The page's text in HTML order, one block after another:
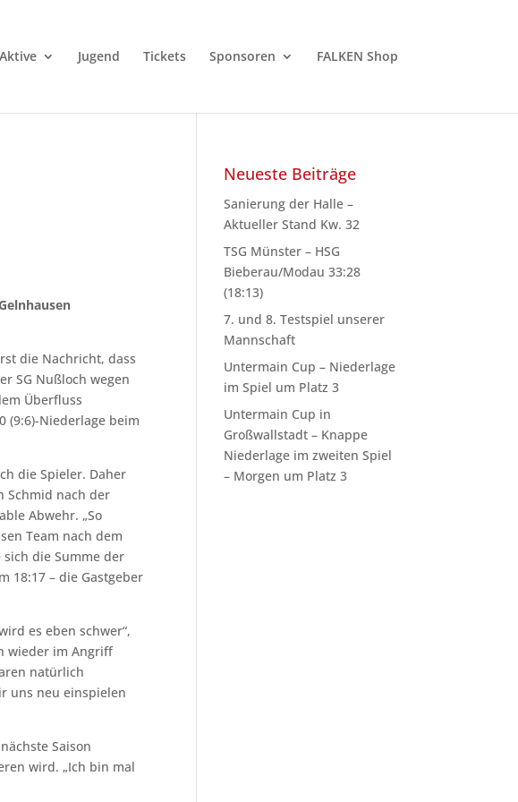
Aktive Jugend Tickets Sponsoren FALKEN Shop
die Nachricht, dass
SG Nußloch wegen
Überfluss
(9:6)-Niederlage beim
die Spieler. Daher
Schmid nach der
Abwehr. „So
Team nach dem
die Summe der
18:17 – die Gastgeber
es eben schwer“,
wieder im Angriff
natürlich
uns neu einspielen
Saison
wird. „Ich bin mal
Neueste Beiträge
Sanierung der Halle –
Aktueller Stand Kw. 32
TSG Münster – HSG
Bieberau/Modau 33:28
(18:13)
7. und 8. Testspiel unserer
Mannschaft
Untermain Cup – Niederlage
im Spiel um Platz 3
Untermain Cup in
Großwallstadt – Knappe
Niederlage im zweiten Spiel
– Morgen um Platz 3